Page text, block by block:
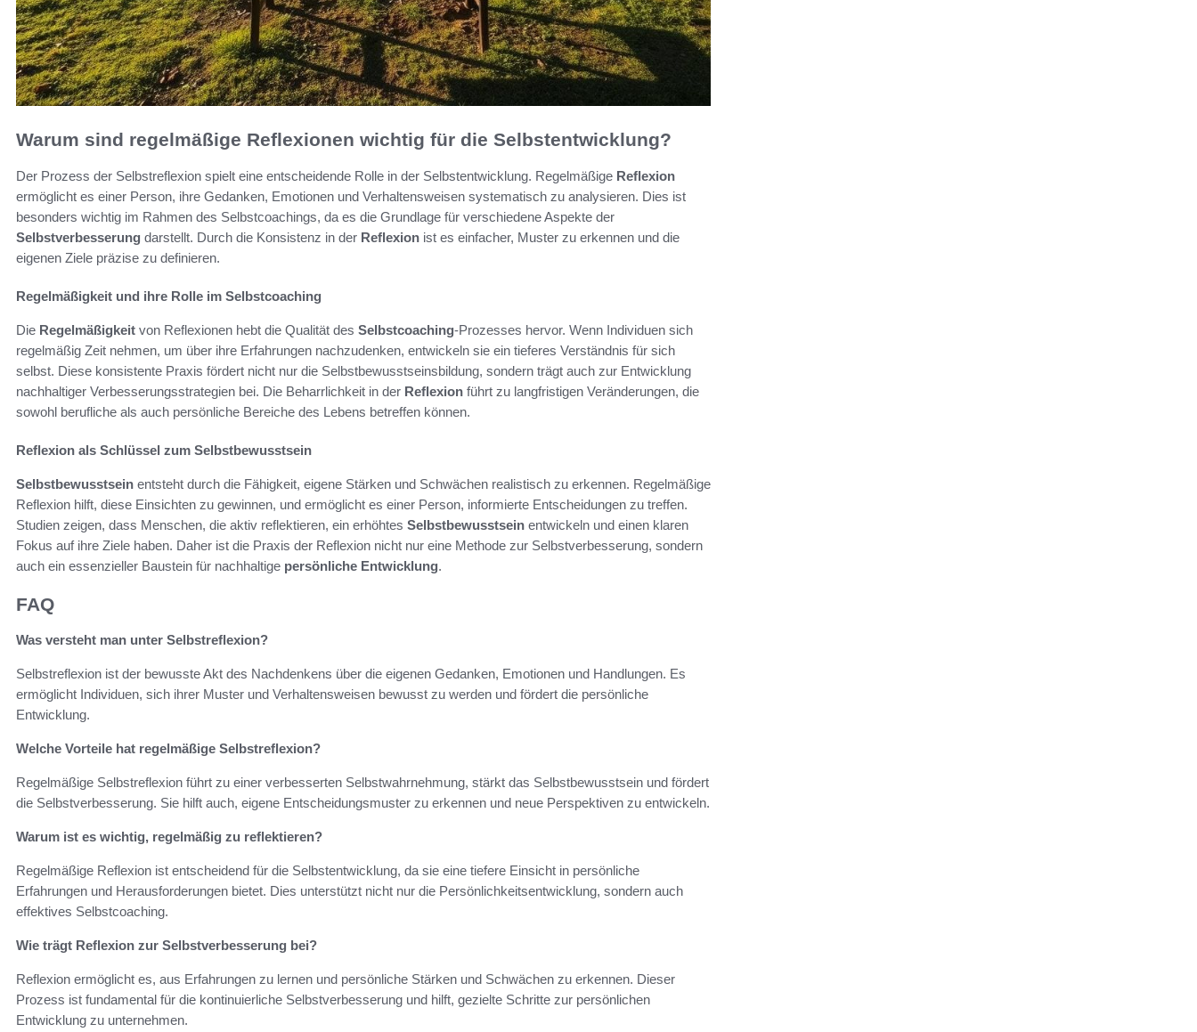
Warum sind regelmäßige Reflexionen wichtig für die Selbstentwicklung?
Der Prozess der Selbstreflexion spielt eine entscheidende Rolle in der Selbstentwicklung. Regelmäßige Reflexion
ermöglicht es einer Person, ihre Gedanken, Emotionen und Verhaltensweisen systematisch zu analysieren. Dies ist
besonders wichtig im Rahmen des Selbstcoachings, da es die Grundlage für verschiedene Aspekte der
Selbstverbesserung darstellt. Durch die Konsistenz in der Reflexion ist es einfacher, Muster zu erkennen und die
eigenen Ziele präzise zu definieren.
Regelmäßigkeit und ihre Rolle im Selbstcoaching
Die Regelmäßigkeit von Reflexionen hebt die Qualität des Selbstcoaching-Prozesses hervor. Wenn Individuen sich
regelmäßig Zeit nehmen, um über ihre Erfahrungen nachzudenken, entwickeln sie ein tieferes Verständnis für sich
selbst. Diese konsistente Praxis fördert nicht nur die Selbstbewusstseinsbildung, sondern trägt auch zur Entwicklung
nachhaltiger Verbesserungsstrategien bei. Die Beharrlichkeit in der Reflexion führt zu langfristigen Veränderungen, die
sowohl berufliche als auch persönliche Bereiche des Lebens betreffen können.
Reflexion als Schlüssel zum Selbstbewusstsein
Selbstbewusstsein entsteht durch die Fähigkeit, eigene Stärken und Schwächen realistisch zu erkennen. Regelmäßige
Reflexion hilft, diese Einsichten zu gewinnen, und ermöglicht es einer Person, informierte Entscheidungen zu treffen.
Studien zeigen, dass Menschen, die aktiv reflektieren, ein erhöhtes Selbstbewusstsein entwickeln und einen klaren
Fokus auf ihre Ziele haben. Daher ist die Praxis der Reflexion nicht nur eine Methode zur Selbstverbesserung, sondern
auch ein essenzieller Baustein für nachhaltige persönliche Entwicklung.
FAQ
Was versteht man unter Selbstreflexion?
Selbstreflexion ist der bewusste Akt des Nachdenkens über die eigenen Gedanken, Emotionen und Handlungen. Es
ermöglicht Individuen, sich ihrer Muster und Verhaltensweisen bewusst zu werden und fördert die persönliche
Entwicklung.
Welche Vorteile hat regelmäßige Selbstreflexion?
Regelmäßige Selbstreflexion führt zu einer verbesserten Selbstwahrnehmung, stärkt das Selbstbewusstsein und fördert
die Selbstverbesserung. Sie hilft auch, eigene Entscheidungsmuster zu erkennen und neue Perspektiven zu entwickeln.
Warum ist es wichtig, regelmäßig zu reflektieren?
Regelmäßige Reflexion ist entscheidend für die Selbstentwicklung, da sie eine tiefere Einsicht in persönliche
Erfahrungen und Herausforderungen bietet. Dies unterstützt nicht nur die Persönlichkeitsentwicklung, sondern auch
effektives Selbstcoaching.
Wie trägt Reflexion zur Selbstverbesserung bei?
Reflexion ermöglicht es, aus Erfahrungen zu lernen und persönliche Stärken und Schwächen zu erkennen. Dieser
Prozess ist fundamental für die kontinuierliche Selbstverbesserung und hilft, gezielte Schritte zur persönlichen
Entwicklung zu unternehmen.